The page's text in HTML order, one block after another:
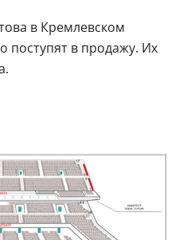
в Кремлевском
поступят в продажу. Их